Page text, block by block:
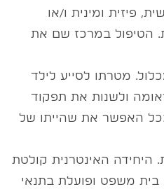
פיזית ומינית ו/או
הטיפול במרכז שם את
מטרתו לסייע לילד
ולשנות את תפקוד
האפשר את שהייתו של
היחידה האינטרנית קולטת
בית משפט ופועלת בתנאי